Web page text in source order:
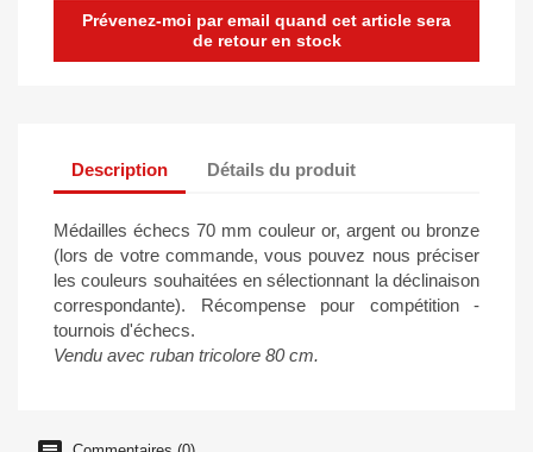
Prévenez-moi par email quand cet article sera
de retour en stock
Description Détails du produit
Médailles échecs 70 mm couleur or, argent ou bronze
(lors de votre commande, vous pouvez nous préciser
les couleurs souhaitées en sélectionnant la déclinaison
correspondante). Récompense pour compétition -
tournois d'échecs.
Vendu avec ruban tricolore 80 cm.